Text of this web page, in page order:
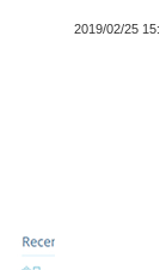
2019/02/25